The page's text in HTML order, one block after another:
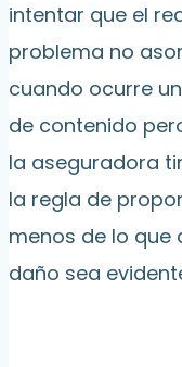
intentar que el
problema no
cuando ocurre
de contenido
la aseguradora
la regla de
menos de lo que
daño sea